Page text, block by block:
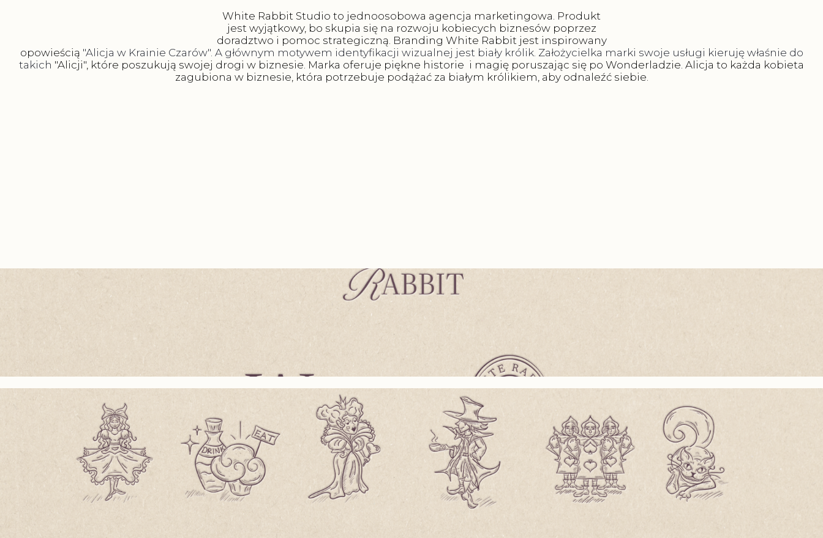
White Rabbit Studio to jednoosobowa agencja marketingowa. Produkt
jest wyjątkowy, bo skupia się na rozwoju kobiecych biznesów poprzez
doradztwo i pomoc strategiczną. Branding White Rabbit jest inspirowany
opowieścią "Alicja w Krainie Czarów". A głównym motywem identyfikacji wizualnej jest biały królik. Założycielka marki swoje usługi kieruję właśnie do
takich "Alicji", które poszukują swojej drogi w biznesie. Marka oferuje piękne historie i magię poruszając się po Wonderladzie. Alicja to każda kobieta
zagubiona w biznesie, która potrzebuje podążać za białym królikiem, aby odnaleźć siebie.